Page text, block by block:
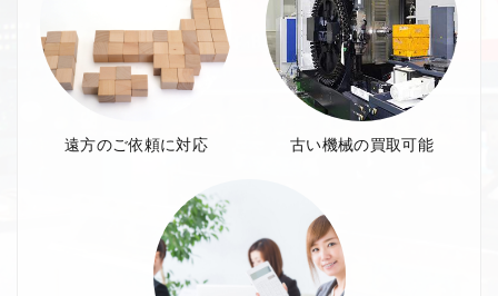
遠方のご依頼に対応 古い機械の買取可能